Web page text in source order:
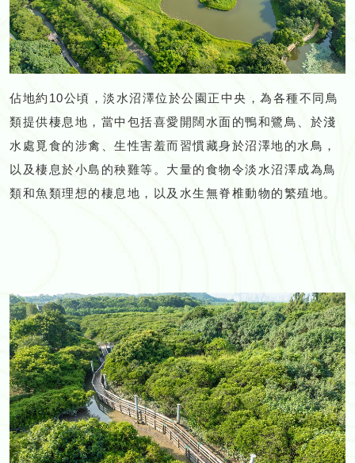
佔地約10公頃，淡水沼澤位於公園正中央，為各種不同鳥
類提供棲息地，當中包括喜愛開闊水面的鴨和鷺鳥、於淺
水處覓食的涉禽、生性害羞而習慣藏身於沼澤地的水鳥，
以及棲息於小島的秧雞等。大量的食物令淡水沼澤成為鳥
類和魚類理想的棲息地，以及水生無脊椎動物的繁殖地。